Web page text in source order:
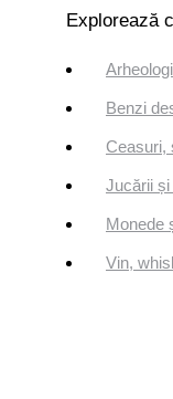
Explorează
Benzi
Ceasuri,
Jucării
Monede
Vin,